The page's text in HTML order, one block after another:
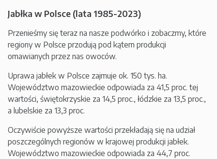
Jabłka w Polsce (lata 1985-2023)
Przenieśmy się teraz na nasze podwórko i zobaczmy, które
regiony w Polsce przodują pod kątem produkcji
omawianych przez nas owoców.
Uprawa jabłek w Polsce zajmuje ok. 150 tys. ha.
Województwo mazowieckie odpowiada za 41,5 proc. tej
wartości, świętokrzyskie za 14,5 proc., łódzkie za 13,5 proc.,
a lubelskie za 13,3 proc.
Oczywiście powyższe wartości przekładają się na udział
poszczególnych regionów w krajowej produkcji jabłek.
Województwo mazowieckie odpowiada za 44,7 proc.